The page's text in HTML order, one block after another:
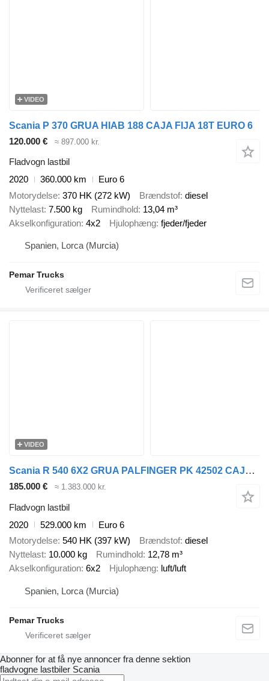
VIDEO
Scania P 370 GRUA HIAB 188 CAJA FIJA 18T EURO 6
120.000 €
≈ 897.000 kr.
Fladvogn lastbil
2020
360.000 km
Euro 6
Motorydelse 370 HK (272 kW) Brændstof diesel
Nyttelast 7.500 kg Rumindhold 13,04 m³
Akselkonfiguration 4x2 Hjulophæng fjeder/fjeder
Spanien, Lorca (Murcia)
Pemar Trucks
VIDEO
Scania R 540 6X2 GRUA PALFINGER PK 42502 CAJA FIJA
185.000 € ≈ 1.383.000 kr.
Fladvogn lastbil
2020
529.000 km
Euro 6
Motorydelse 540 HK (397 kW) Brændstof diesel
Nyttelast 10.000 kg Rumindhold 12,78 m³
Akselkonfiguration 6x2 Hjulophæng luft/luft
Spanien, Lorca (Murcia)
Pemar Trucks
Abonner for at få nye annoncer fra denne sektion
fladvogne lastbiler Scania